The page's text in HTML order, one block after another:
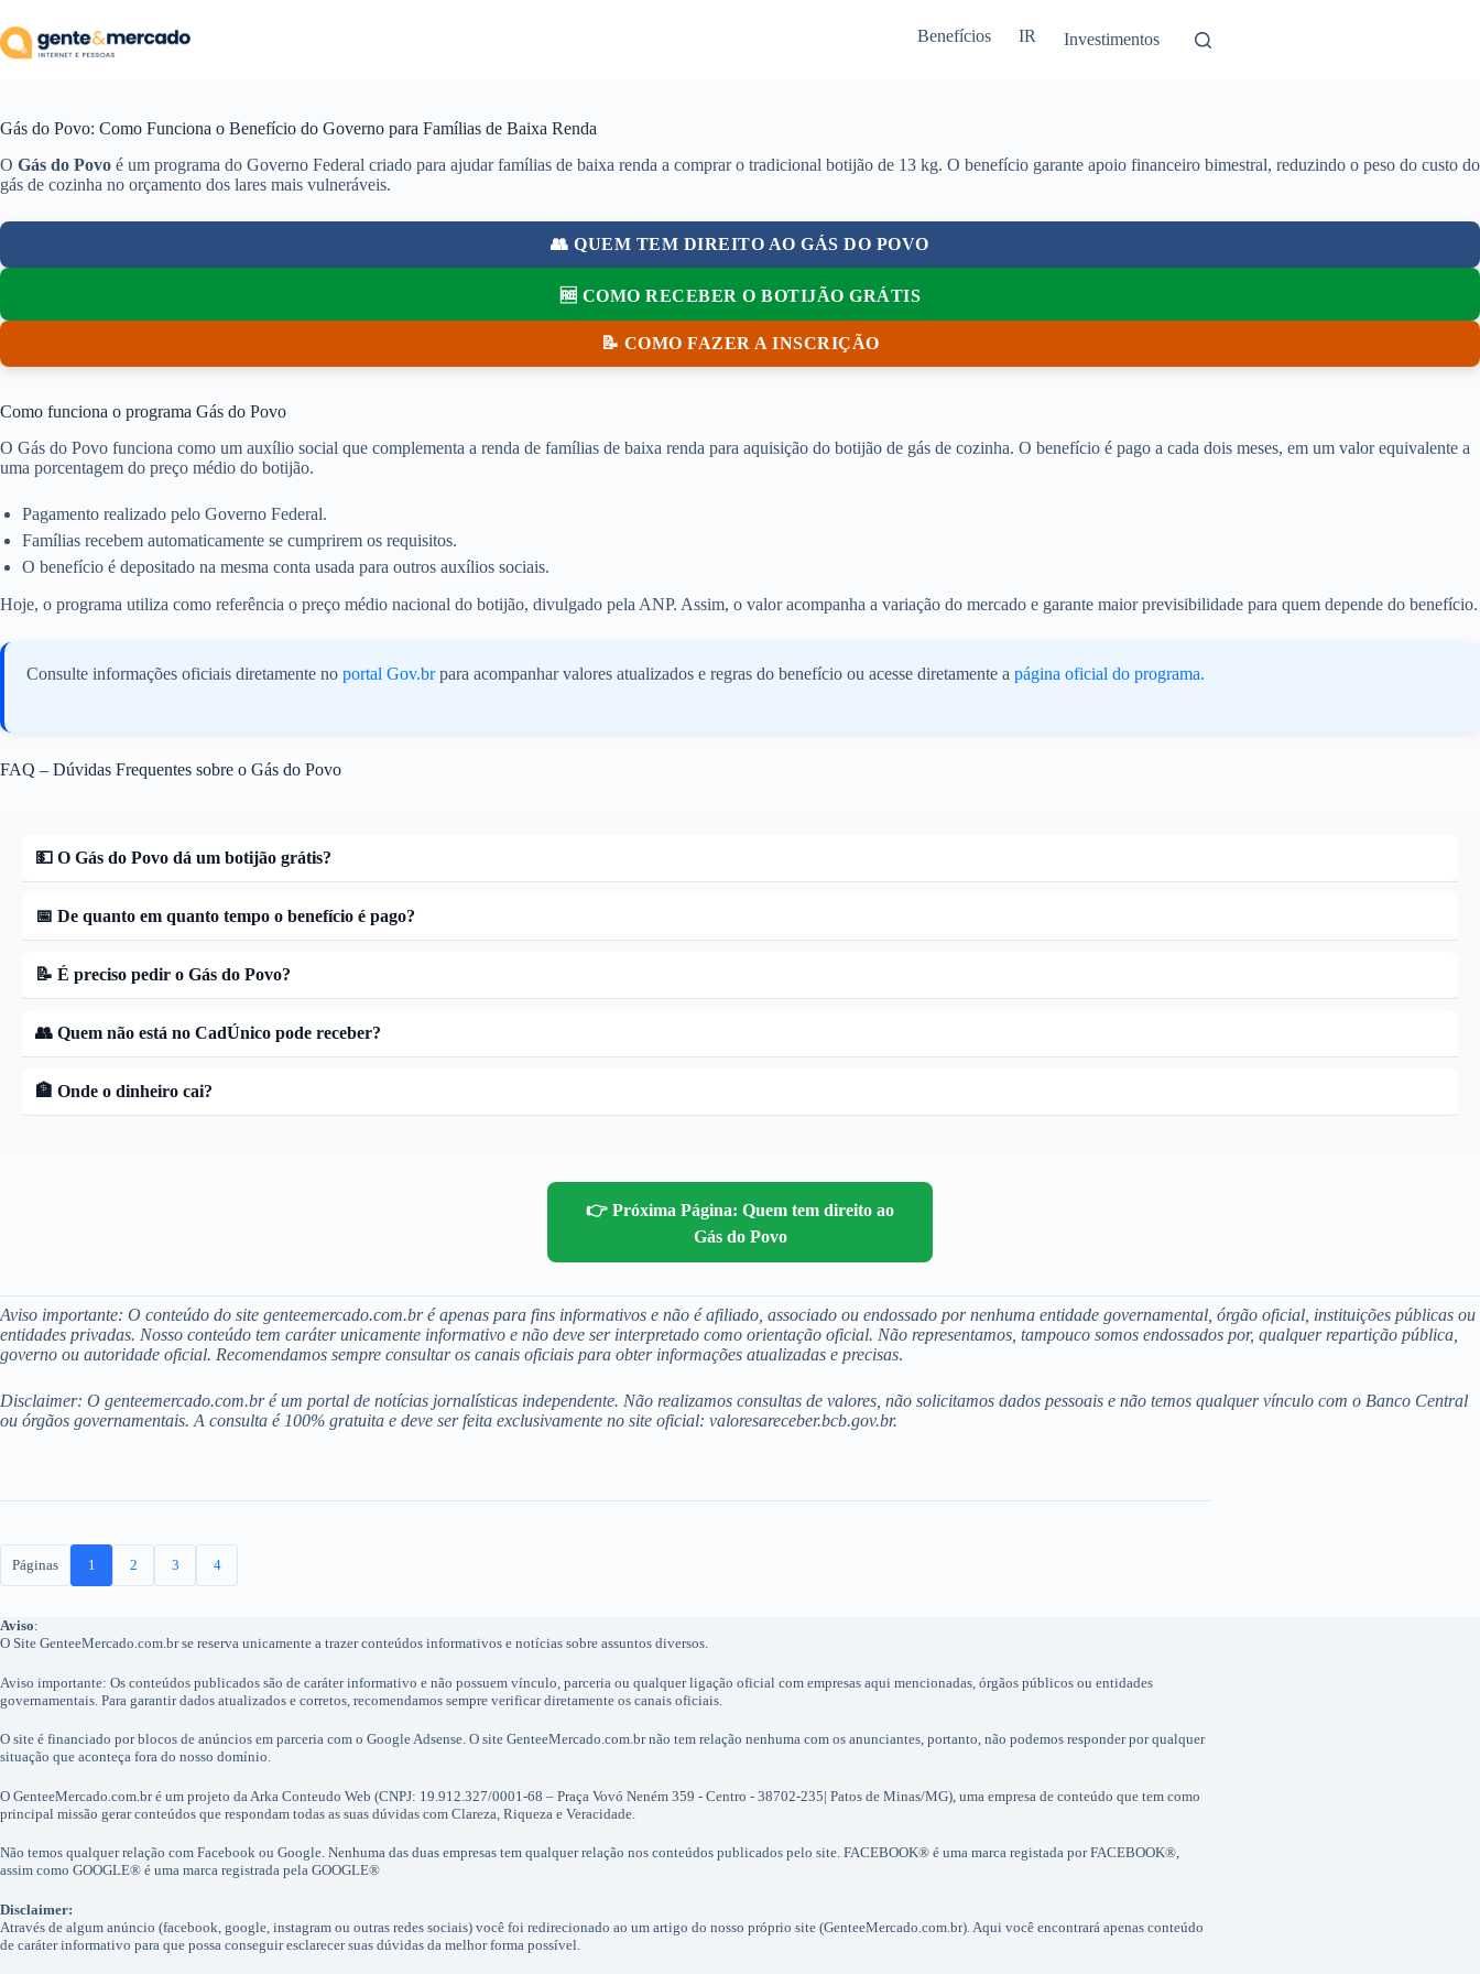
para
o
Benefícios IR Investimentos
Gás do Povo: Como Funciona o Benefício do Governo para Famílias de Baixa Renda
O Gás do Povo é um programa do Governo Federal criado para ajudar famílias de baixa renda a comprar o tradicional botijão de 13 kg. O benefício garante apoio financeiro bimestral, reduzindo o peso do custo do
gás de cozinha no orçamento dos lares mais vulneráveis.
👥 QUEM TEM DIREITO AO GÁS DO POVO
🆓 COMO RECEBER O BOTIJÃO GRÁTIS
📝 COMO FAZER A INSCRIÇÃO
Como funciona o programa Gás do Povo
O Gás do Povo funciona como um auxílio social que complementa a renda de famílias de baixa renda para aquisição do botijão de gás de cozinha. O benefício é pago a cada dois meses, em um valor equivalente a
uma porcentagem do preço médio do botijão.
Pagamento realizado pelo Governo Federal.
Famílias recebem automaticamente se cumprirem os requisitos.
O benefício é depositado na mesma conta usada para outros auxílios sociais.
Hoje, o programa utiliza como referência o preço médio nacional do botijão, divulgado pela ANP. Assim, o valor acompanha a variação do mercado e garante maior previsibilidade para quem depende do benefício.
Consulte informações oficiais diretamente no portal Gov.brpara acompanhar valores atualizados e regras do benefício ou acesse diretamente a página oficial do programa.
FAQ – Dúvidas Frequentes sobre o Gás do Povo
💵 O Gás do Povo dá um botijão grátis?
📅 De quanto em quanto tempo o benefício é pago?
📝 É preciso pedir o Gás do Povo?
👥 Quem não está no CadÚnico pode receber?
🏦 Onde o dinheiro cai?
👉 Próxima Página: Quem tem direito ao
Gás do Povo
Aviso importante: O conteúdo do site genteemercado.com.br é apenas para fins informativos e não é afiliado, associado ou endossado por nenhuma entidade governamental, órgão oficial, instituições públicas ou
entidades privadas. Nosso conteúdo tem caráter unicamente informativo e não deve ser interpretado como orientação oficial. Não representamos, tampouco somos endossados por, qualquer repartição pública,
governo ou autoridade oficial. Recomendamos sempre consultar os canais oficiais para obter informações atualizadas e precisas.
Disclaimer: O genteemercado.com.br é um portal de notícias jornalísticas independente. Não realizamos consultas de valores, não solicitamos dados pessoais e não temos qualquer vínculo com o Banco Central
ou órgãos governamentais. A consulta é 100% gratuita e deve ser feita exclusivamente no site oficial: valoresareceber.bcb.gov.br.
Páginas 1 2 3 4
Aviso:
O Site GenteeMercado.com.br se reserva unicamente a trazer conteúdos informativos e notícias sobre assuntos diversos.
Aviso importante: Os conteúdos publicados são de caráter informativo e não possuem vínculo, parceria ou qualquer ligação oficial com empresas aqui mencionadas, órgãos públicos ou entidades
governamentais. Para garantir dados atualizados e corretos, recomendamos sempre verificar diretamente os canais oficiais.
O site é financiado por blocos de anúncios em parceria com o Google Adsense. O site GenteeMercado.com.br não tem relação nenhuma com os anunciantes, portanto, não podemos responder por qualquer
situação que aconteça fora do nosso domínio.
O GenteeMercado.com.br é um projeto da Arka Conteudo Web (CNPJ: 19.912.327/0001-68 – Praça Vovó Neném 359 - Centro - 38702-235| Patos de Minas/MG), uma empresa de conteúdo que tem como
principal missão gerar conteúdos que respondam todas as suas dúvidas com Clareza, Riqueza e Veracidade.
Não temos qualquer relação com Facebook ou Google. Nenhuma das duas empresas tem qualquer relação nos conteúdos publicados pelo site. FACEBOOK® é uma marca registada por FACEBOOK®,
assim como GOOGLE® é uma marca registrada pela GOOGLE®
Disclaimer:
Através de algum anúncio (facebook, google, instagram ou outras redes sociais) você foi redirecionado ao um artigo do nosso próprio site (GenteeMercado.com.br). Aqui você encontrará apenas conteúdo
de caráter informativo para que possa conseguir esclarecer suas dúvidas da melhor forma possível.